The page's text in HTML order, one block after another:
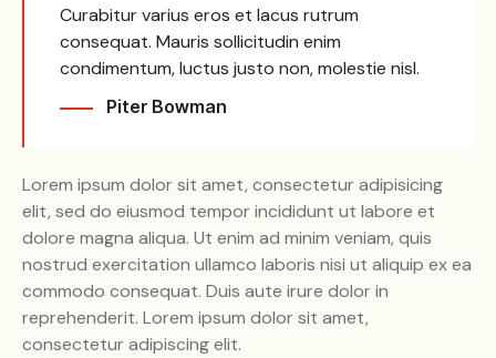
Curabitur varius eros et lacus rutrum
consequat. Mauris sollicitudin enim
condimentum, luctus justo non, molestie nisl.
Piter Bowman
Lorem ipsum dolor sit amet, consectetur adipisicing
elit, sed do eiusmod tempor incididunt ut labore et
dolore magna aliqua. Ut enim ad minim veniam, quis
nostrud exercitation ullamco laboris nisi ut aliquip ex ea
commodo consequat. Duis aute irure dolor in
reprehenderit. Lorem ipsum dolor sit amet,
consectetur adipiscing elit.